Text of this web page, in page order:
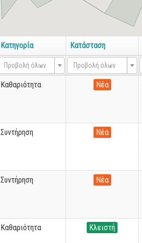
Κατηγορία Κατάσταση
Προβολή όλων Προβολή όλων
Καθαριότητα Νέα
Συντήρηση Νέα
Συντήρηση Νέα
Καθαριότητα Κλειστή